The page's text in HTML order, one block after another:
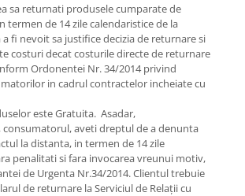
sa returnati produsele cumparate de
termen de 14 zile calendaristice de la
fi nevoit sa justifice decizia de returnare si
costuri decat costurile directe de returnare
Ordonentei Nr. 34/2014 privind
in cadrul contractelor incheiate cu
este Gratuita. Asadar,
aveti dreptul de a denunta
la distanta, in termen de 14 zile
penalitati si fara invocarea vreunui motiv,
de Urgenta Nr.34/2014. Clientul trebuie
de returnare la Serviciul de Relații cu